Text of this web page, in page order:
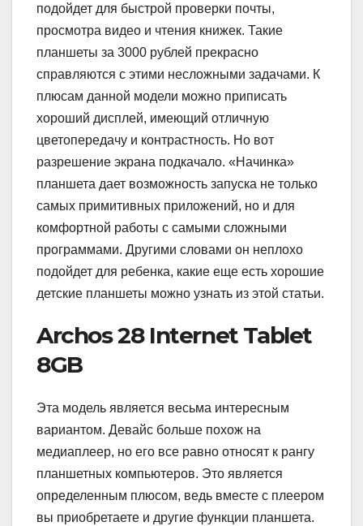
подойдет для быстрой проверки почты,
просмотра видео и чтения книжек. Такие
планшеты за 3000 рублей прекрасно
справляются с этими несложными задачами. К
плюсам данной модели можно приписать
хороший дисплей, имеющий отличную
цветопередачу и контрастность. Но вот
разрешение экрана подкачало. «Начинка»
планшета дает возможность запуска не только
самых примитивных приложений, но и для
комфортной работы с самыми сложными
программами. Другими словами он неплохо
подойдет для ребенка, какие еще есть хорошие
детские планшеты можно узнать из этой статьи.
Archos 28 Internet Tablet
8GB
Эта модель является весьма интересным
вариантом. Девайс больше похож на
медиаплеер, но его все равно относят к рангу
планшетных компьютеров. Это является
определенным плюсом, ведь вместе с плеером
вы приобретаете и другие функции планшета.